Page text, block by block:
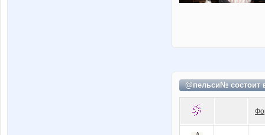
@пельси№ состоит